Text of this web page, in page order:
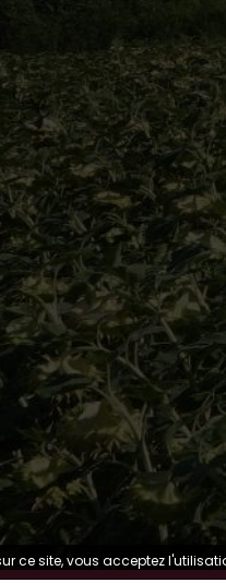
ce site, vous acceptez